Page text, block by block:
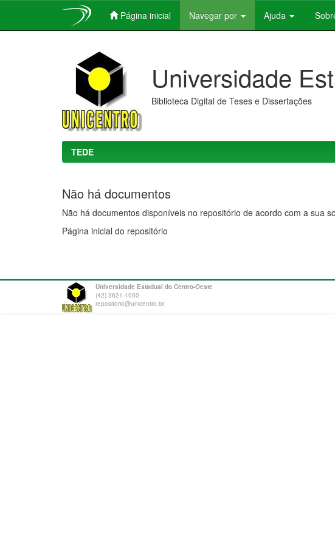
Página inicial Navegar por Ajuda
Universidade
Biblioteca Digital de Teses e Dissertações
TEDE
Não há documentos
Não há documentos disponíveis no repositório de acordo com a sua
Página inicial do repositório
Universidade Estadual do Centro-Oeste
(42) 3621-1000
repositorio@unicentro.br